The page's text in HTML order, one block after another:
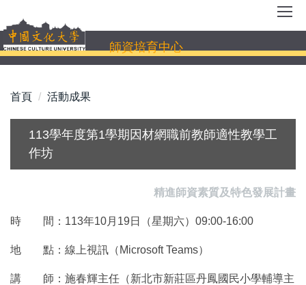
到
主
要
容
師資培育中心
首頁 活動成果
113學年度第1學期因材網職前教師適性教學工
作坊
精進師資素質及特色發展計畫
時 間：113年10月19日（星期六）09:00-16:00
地 點：線上視訊（Microsoft Teams）
講 師：施春輝主任（新北市新莊區丹鳳國民小學輔導主